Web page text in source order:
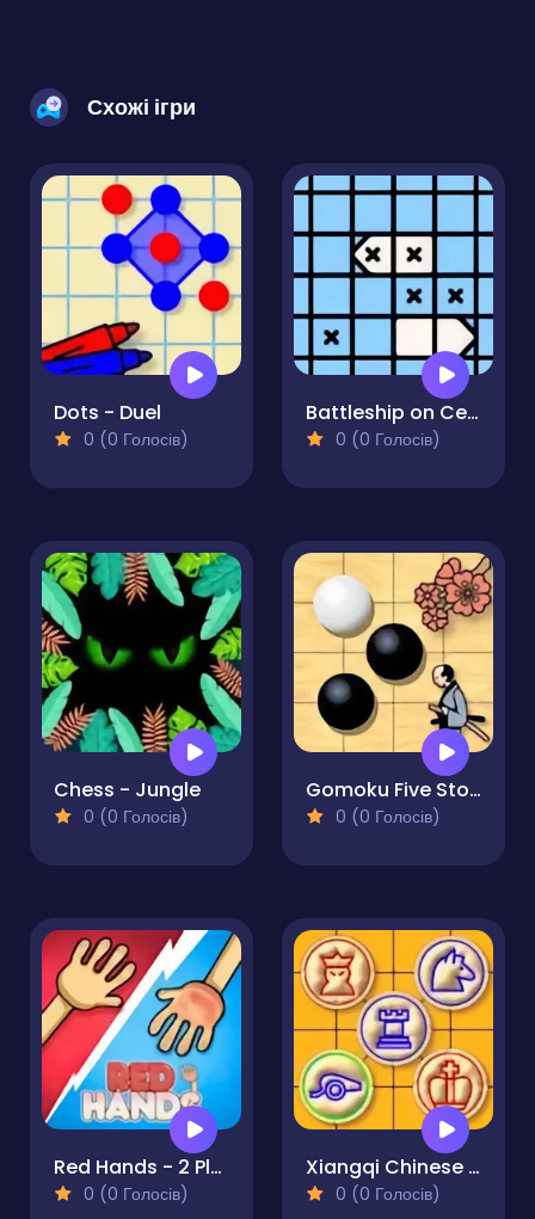
Схожі ігри
Dots - Duel
0 (0 Голосів)
Battleship on Cells
0 (0 Голосів)
Chess - Jungle
0 (0 Голосів)
Gomoku Five Stones in a Row
0 (0 Голосів)
Red Hands - 2 Player Game
0 (0 Голосів)
Xiangqi Chinese Chess Duel
0 (0 Голосів)